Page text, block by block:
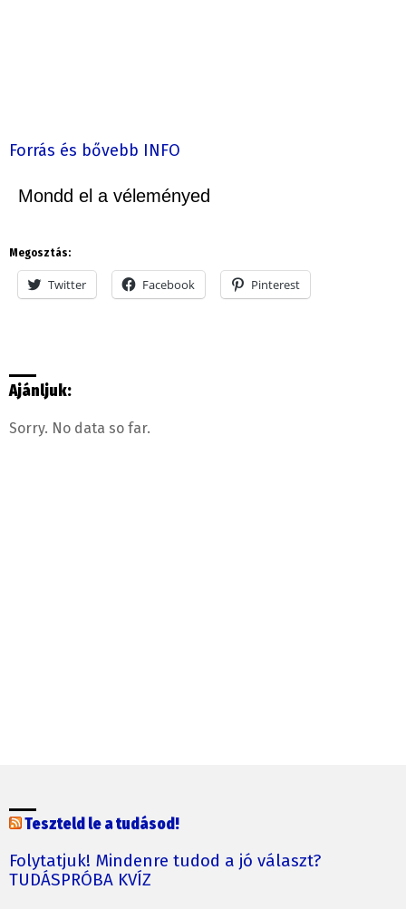
Forrás és bővebb INFO
Mondd el a véleményed
Megosztás:
Twitter Facebook Pinterest
Ajánljuk:
Sorry. No data so far.
Teszteld le a tudásod!
Folytatjuk! Mindenre tudod a jó választ?
TUDÁSPRÓBA KVÍZ